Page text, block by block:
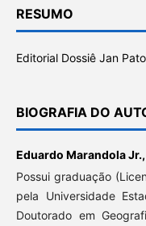
RESUMO
Editorial Dossiê Jan
BIOGRAFIA DO
Eduardo Marandola Jr.,
Possui graduação
pela Universidade
Doutorado em